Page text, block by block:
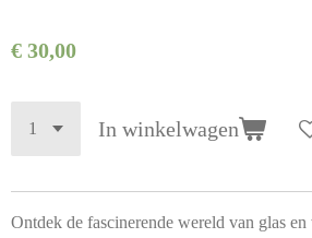
€ 30,00
In winkelwagen
Ontdek de fascinerende wereld van glas